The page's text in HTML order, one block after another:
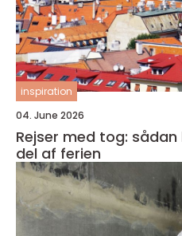
inspiration
04. June 2026
Rejser med tog:
del af ferien